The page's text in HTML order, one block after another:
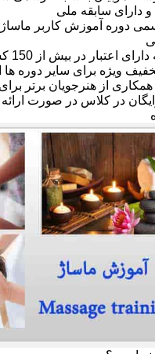
دارای سابقه ملی
دوره آموزش کاربر
اعتبار در بیش از 150 کشور جهان
ویژه برای سایر دوره
از هنرجویان برتر
در کلاس در صورت ارائه